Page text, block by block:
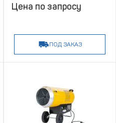
Цена по запросу
ПОД ЗАКАЗ